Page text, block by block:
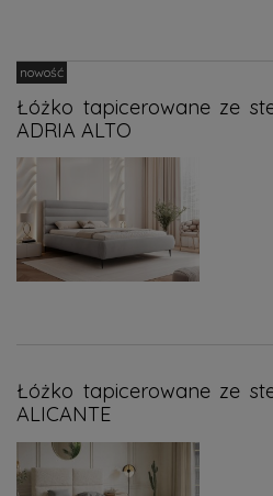
Łóżko tapicerowane ze
ADRIA ALTO
nowość
Łóżko tapicerowane ze
ALICANTE